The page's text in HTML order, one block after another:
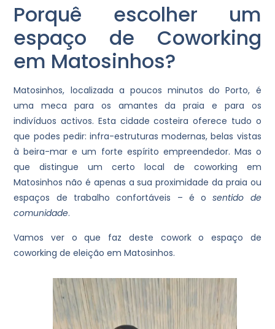
Porquê escolher um
espaço de Coworking
em Matosinhos?
Matosinhos, localizada a poucos minutos do Porto, é
uma meca para os amantes da praia e para os
indivíduos activos. Esta cidade costeira oferece tudo o
que podes pedir: infra-estruturas modernas, belas vistas
à beira-mar e um forte espírito empreendedor. Mas o
que distingue um certo local de coworking em
Matosinhos não é apenas a sua proximidade da praia ou
espaços de trabalho confortáveis – é osentido de
comunidade.
Vamos ver o que faz deste cowork o espaço de
coworking de eleição em Matosinhos.